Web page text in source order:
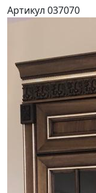
Артикул 037070